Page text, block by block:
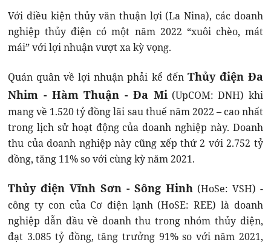
Với điều kiện thủy văn thuận lợi (La Nina), các doanh
nghiệp thủy điện có một năm 2022 “xuôi chèo, mát
mái” với lợi nhuận vượt xa kỳ vọng.
Quán quân về lợi nhuận phải kể đến Thủy điện Đa
Nhim - Hàm Thuận - Đa Mi(UpCOM: DNH) khi
mang về 1.520 tỷ đồng lãi sau thuế năm 2022 – cao nhất
trong lịch sử hoạt động của doanh nghiệp này. Doanh
thu của doanh nghiệp này cũng xếp thứ 2 với 2.752 tỷ
đồng, tăng 11% so với cùng kỳ năm 2021.
Thủy điện Vĩnh Sơn - Sông Hinh (HoSe: VSH) -
công ty con của Cơ điện lạnh (HoSE: REE) là doanh
nghiệp dẫn đầu về doanh thu trong nhóm thủy điện,
đạt 3.085 tỷ đồng, tăng trưởng 91% so với năm 2021,